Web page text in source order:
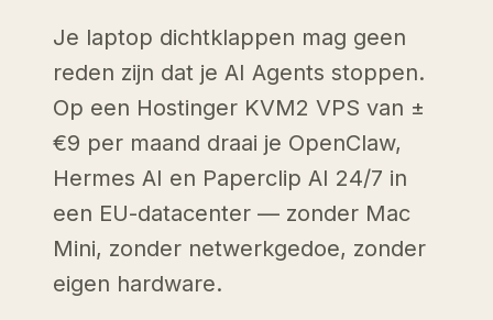
Je laptop dichtklappen mag geen
reden zijn dat je AI Agents stoppen.
Op een Hostinger KVM2 VPS van ±
€9 per maand draai je OpenClaw,
Hermes AI en Paperclip AI 24/7 in
een EU-datacenter — zonder Mac
Mini, zonder netwerkgedoe, zonder
eigen hardware.